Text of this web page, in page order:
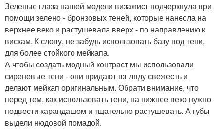
Зеленые глаза нашей модели визажист подчеркнула при
помощи зелено - бронзовых теней, которые нанесла на
верхнее веко и растушевала вверх - по направлению к
вискам. К слову, не забудь использовать базу под тени,
для более стойкого мейкапа.
А чтобы создать модный контраст мы использовали
сиреневые тени - они придают взгляду свежесть и
делают мейкап оригинальным. Обрати внимание, что
перед тем, как использовать тени, на нижнее веко нужно
подвести карандашом и тщательно растушевать. А губы
выдели нюдовой помадой.